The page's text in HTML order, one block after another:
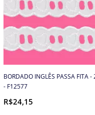
BORDADO INGLÊS PASSA FITA
- F12577
R$24,15